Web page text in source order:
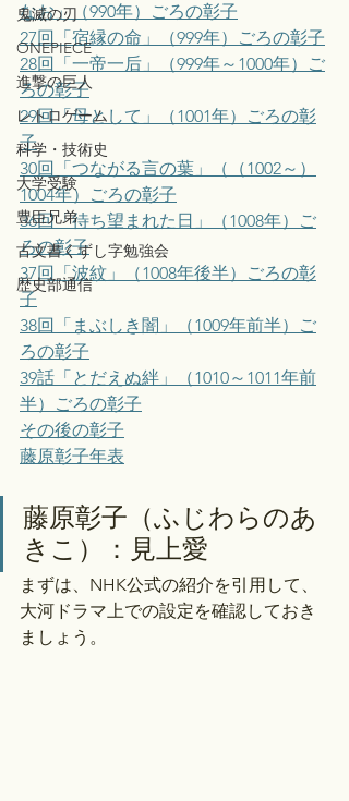
鬼滅の刃
ONEPIECE
進撃の巨人
レトロゲーム
科学・技術史
大学受験
豊臣兄弟
古文書くずし字勉強会
歴史部通信
なお」（990年）ごろの彰子
27回「宿縁の命」（999年）ごろの彰子
28回「一帝一后」（999年～1000年）ご
ろの彰子
29回「母として」（1001年）ごろの彰
子
30回「つながる言の葉」（（1002～）
1004年）ごろの彰子
36回「待ち望まれた日」（1008年）ご
ろの彰子
37回「波紋」（1008年後半）ごろの彰
子
38回「まぶしき闇」（1009年前半）ご
ろの彰子
39話「とだえぬ絆」（1010～1011年前
半）ごろの彰子
その後の彰子
藤原彰子年表
藤原彰子（ふじわらのあ
きこ）：見上愛
まずは、NHK公式の紹介を引用して、
大河ドラマ上での設定を確認しておき
ましょう。